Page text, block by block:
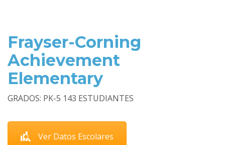
Frayser-Corning
Achievement
Elementary
GRADOS: PK-5 143 ESTUDIANTES
Ver Datos Escolares